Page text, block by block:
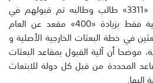
الجامعي 2022/2021، منهم «3311» طالب وطالبه تم قبولهم في
خطة البعثات الخارجية الاصلية فقط بزيادة «400» مقعد عن العام
في خطة البعثات الخارجية الأصلية و
وطالبة، موضحا أن آلية القبول بمقاعد البعثات
المحددة من قبل كل دولة للابتعاث
إليها.